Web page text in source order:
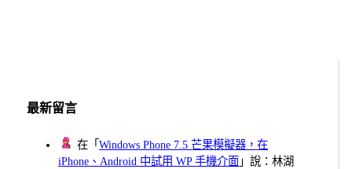
最新留言
在「Windows Phone 7.5 芒果模擬器，在
iPhone、Android 中試用 WP 手機介面 」說：林湖